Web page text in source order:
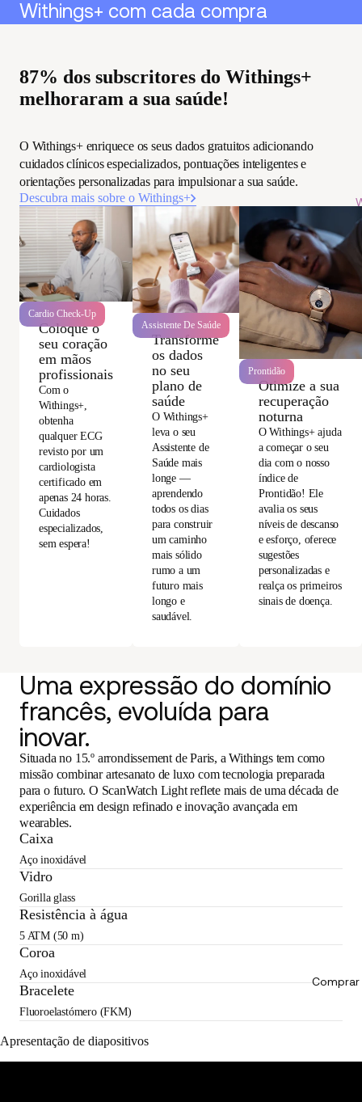
Withings+ com cada compra
87% dos subscritores do Withings+
melhoraram a sua saúde!
O Withings+ enriquece os seus dados gratuitos adicionando
cuidados clínicos especializados, pontuações inteligentes e
orientações personalizadas para impulsionar a sua saúde.
Descubra mais sobre o Withings+
Cardio Check-Up
Coloque o
seu coração
em mãos
profissionais
Com o
Withings+,
obtenha
qualquer ECG
revisto por um
cardiologista
certificado em
apenas 24 horas.
Cuidados
especializados,
sem espera!
Assistente De Saúde
Transforme
os dados
no seu
plano de
saúde
O Withings+
leva o seu
Assistente de
Saúde mais
longe —
aprendendo
todos os dias
para construir
um caminho
mais sólido
rumo a um
futuro mais
longo e
saudável.
Prontidão
Otimize a sua
recuperação
noturna
O Withings+ ajuda
a começar o seu
dia com o nosso
índice de
Prontidão! Ele
avalia os seus
níveis de descanso
e esforço, oferece
sugestões
personalizadas e
realça os primeiros
sinais de doença.
Uma expressão do domínio
francês, evoluída para
inovar.
Situada no 15.º arrondissement de Paris, a Withings tem como
missão combinar artesanato de luxo com tecnologia preparada
para o futuro. O ScanWatch Light reflete mais de uma década de
experiência em design refinado e inovação avançada em
wearables.
Caixa
Aço inoxidável
Vidro
Gorilla glass
Resistência à água
5 ATM (50 m)
Coroa
Aço inoxidável
Bracelete
Fluoroelastómero (FKM)
Apresentação de diapositivos